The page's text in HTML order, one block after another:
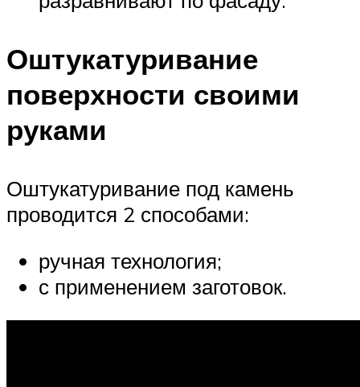
Оштукатуривание
поверхности своими
руками
Оштукатуривание под камень
проводится 2 способами:
ручная технология;
с применением заготовок.